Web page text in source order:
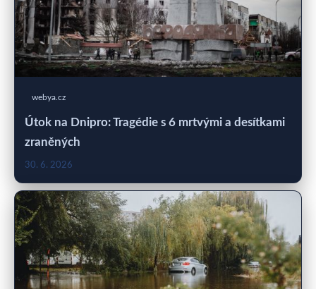
webya.cz
Útok na Dnipro: Tragédie s 6 mrtvými a desítkami
zraněných
30. 6. 2026